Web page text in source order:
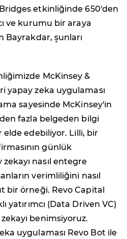
etkinliğinde 650'den
ve kurumu bir araya
Bayrakdar, şunları
McKinsey &
yapay zeka uygulaması
sayesinde McKinsey'in
fazla belgeden bilgi
edebiliyor. Lilli, bir
günlük
nasıl entegre
verimliliğini nasıl
bir örneği. Revo Capital
yatırımcı (Data Driven VC)
zekayı benimsiyoruz.
uygulaması Revo Bot ile